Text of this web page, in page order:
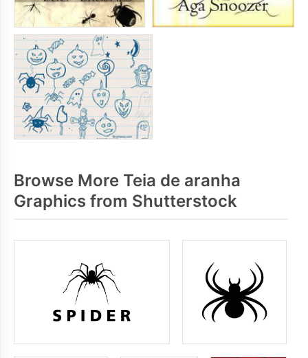
Browse More Teia de aranha
Graphics from Shutterstock